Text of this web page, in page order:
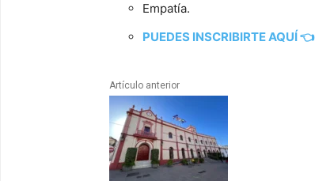
Empatía.
PUEDES INSCRIBIRTE AQUÍ 👈
Artículo anterior